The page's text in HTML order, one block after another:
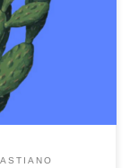
piace. Alcune
altre fresche